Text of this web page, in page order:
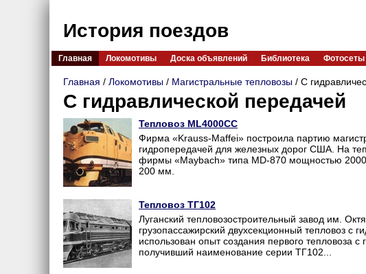
История поездов
Главная Локомотивы Доска объявлений Библиотека Фотосеты
Главная / Локомотивы / Магистральные тепловозы / С
С гидравлической передачей
Тепловоз ML4000CC
Фирма «Krauss-Maffei» построила партию
гидропередачей для железных дорог США. На
фирмы «Maybach» типа MD-870 мощностью
200 мм.
Тепловоз ТГ102
Луганский тепловозостроительный завод им.
грузопассажирский двухсекционный тепловоз с
использован опыт создания первого тепловоза
получивший наименование серии ТГ102...